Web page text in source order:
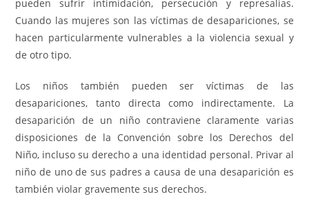
pueden sufrir intimidación, persecución y represalias.
Cuando las mujeres son las víctimas de desapariciones, se
hacen particularmente vulnerables a la violencia sexual y
de otro tipo.
Los niños también pueden ser víctimas de las
desapariciones, tanto directa como indirectamente. La
desaparición de un niño contraviene claramente varias
disposiciones de la Convención sobre los Derechos del
Niño, incluso su derecho a una identidad personal. Privar al
niño de uno de sus padres a causa de una desaparición es
también violar gravemente sus derechos.